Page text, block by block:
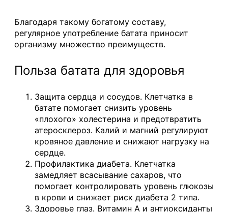
Благодаря такому богатому составу,
регулярное употребление батата приносит
организму множество преимуществ.
Польза батата для здоровья
Защита сердца и сосудов. Клетчатка в
батате помогает снизить уровень
«плохого» холестерина и предотвратить
атеросклероз. Калий и магний регулируют
кровяное давление и снижают нагрузку на
сердце.
Профилактика диабета. Клетчатка
замедляет всасывание сахаров, что
помогает контролировать уровень глюкозы
в крови и снижает риск диабета 2 типа.
Здоровье глаз. Витамин А и антиоксиданты